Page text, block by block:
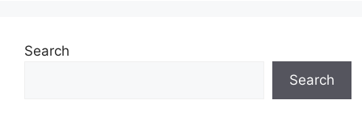
Search
Search